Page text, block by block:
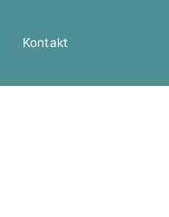
Kontakt